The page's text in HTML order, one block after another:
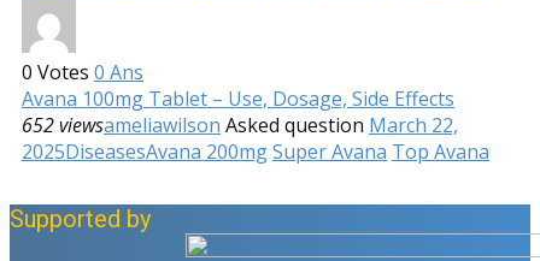
0 Votes 0 Ans
Avana 100mg Tablet – Use, Dosage, Side Effects
652 viewsameliawilson Asked question March 22,
2025DiseasesAvana 200mgSuper Avana Top Avana
Supported by